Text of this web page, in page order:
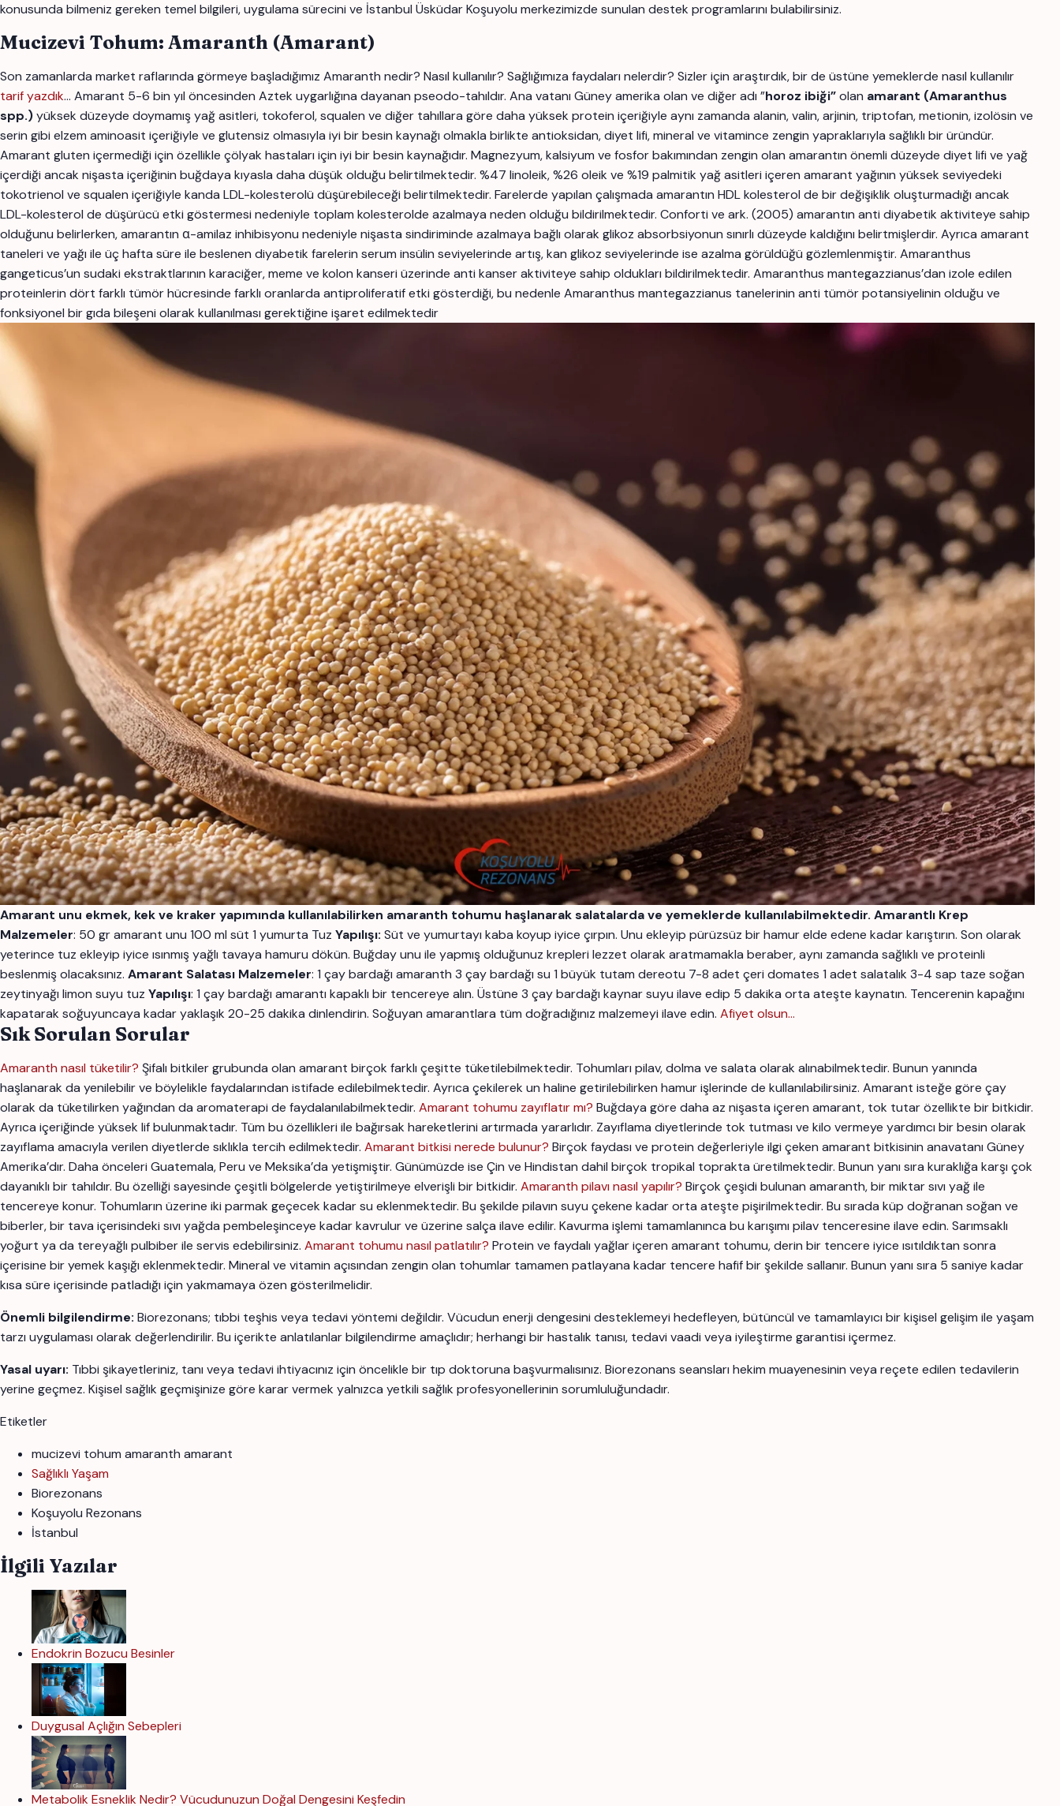
konusunda bilmeniz gereken temel bilgileri, uygulama sürecini ve İstanbul Üsküdar Koşuyolu merkezimizde sunulan destek programlarını bulabilirsiniz.
Mucizevi Tohum: Amaranth (Amarant)
Son zamanlarda market raflarında görmeye başladığımız Amaranth nedir? Nasıl kullanılır? Sağlığımıza faydaları nelerdir? Sizler için araştırdık, bir de üstüne yemeklerde nasıl kullanılır
tarif yazdık… Amarant 5-6 bin yıl öncesinden Aztek uygarlığına dayanan pseodo-tahıldır. Ana vatanı Güney amerika olan ve diğer adı ”horoz ibiği”olan amarant (Amaranthus
spp.)yüksek düzeyde doymamış yağ asitleri, tokoferol, squalen ve diğer tahıllara göre daha yüksek protein içeriğiyle aynı zamanda alanin, valin, arjinin, triptofan, metionin, izolösin ve
serin gibi elzem aminoasit içeriğiyle ve glutensiz olmasıyla iyi bir besin kaynağı olmakla birlikte antioksidan, diyet lifi, mineral ve vitamince zengin yapraklarıyla sağlıklı bir üründür.
Amarant gluten içermediği için özellikle çölyak hastaları için iyi bir besin kaynağıdır. Magnezyum, kalsiyum ve fosfor bakımından zengin olan amarantın önemli düzeyde diyet lifi ve yağ
içerdiği ancak nişasta içeriğinin buğdaya kıyasla daha düşük olduğu belirtilmektedir. %47 linoleik, %26 oleik ve %19 palmitik yağ asitleri içeren amarant yağının yüksek seviyedeki
tokotrienol ve squalen içeriğiyle kanda LDL-kolesterolü düşürebileceği belirtilmektedir. Farelerde yapılan çalışmada amarantın HDL kolesterol de bir değişiklik oluşturmadığı ancak
LDL-kolesterol de düşürücü etki göstermesi nedeniyle toplam kolesterolde azalmaya neden olduğu bildirilmektedir. Conforti ve ark. (2005) amarantın anti diyabetik aktiviteye sahip
olduğunu belirlerken, amarantın α-amilaz inhibisyonu nedeniyle nişasta sindiriminde azalmaya bağlı olarak glikoz absorbsiyonun sınırlı düzeyde kaldığını belirtmişlerdir. Ayrıca amarant
taneleri ve yağı ile üç hafta süre ile beslenen diyabetik farelerin serum insülin seviyelerinde artış, kan glikoz seviyelerinde ise azalma görüldüğü gözlemlenmiştir. Amaranthus
gangeticus’un sudaki ekstraktlarının karaciğer, meme ve kolon kanseri üzerinde anti kanser aktiviteye sahip oldukları bildirilmektedir. Amaranthus mantegazzianus’dan izole edilen
proteinlerin dört farklı tümör hücresinde farklı oranlarda antiproliferatif etki gösterdiği, bu nedenle Amaranthus mantegazzianus tanelerinin anti tümör potansiyelinin olduğu ve
fonksiyonel bir gıda bileşeni olarak kullanılması gerektiğine işaret edilmektedir
Amarant unu ekmek, kek ve kraker yapımında kullanılabilirken amaranth tohumu haşlanarak salatalarda ve yemeklerde kullanılabilmektedir. Amarantlı Krep
Malzemeler: 50 gr amarant unu 100 ml süt 1 yumurta Tuz Yapılışı: Süt ve yumurtayı kaba koyup iyice çırpın. Unu ekleyip pürüzsüz bir hamur elde edene kadar karıştırın. Son olarak
yeterince tuz ekleyip iyice ısınmış yağlı tavaya hamuru dökün. Buğday unu ile yapmış olduğunuz krepleri lezzet olarak aratmamakla beraber, aynı zamanda sağlıklı ve proteinli
beslenmiş olacaksınız. Amarant Salatası Malzemeler: 1 çay bardağı amaranth 3 çay bardağı su 1 büyük tutam dereotu 7-8 adet çeri domates 1 adet salatalık 3-4 sap taze soğan
zeytinyağı limon suyu tuz Yapılışı: 1 çay bardağı amarantı kapaklı bir tencereye alın. Üstüne 3 çay bardağı kaynar suyu ilave edip 5 dakika orta ateşte kaynatın. Tencerenin kapağını
kapatarak soğuyuncaya kadar yaklaşık 20-25 dakika dinlendirin. Soğuyan amarantlara tüm doğradığınız malzemeyi ilave edin. Afiyet olsun…
Sık Sorulan Sorular
Amaranth nasıl tüketilir? Şifalı bitkiler grubunda olan amarant birçok farklı çeşitte tüketilebilmektedir. Tohumları pilav, dolma ve salata olarak alınabilmektedir. Bunun yanında
haşlanarak da yenilebilir ve böylelikle faydalarından istifade edilebilmektedir. Ayrıca çekilerek un haline getirilebilirken hamur işlerinde de kullanılabilirsiniz. Amarant isteğe göre çay
olarak da tüketilirken yağından da aromaterapi de faydalanılabilmektedir. Amarant tohumu zayıflatır mı? Buğdaya göre daha az nişasta içeren amarant, tok tutar özellikte bir bitkidir.
Ayrıca içeriğinde yüksek lif bulunmaktadır. Tüm bu özellikleri ile bağırsak hareketlerini artırmada yararlıdır. Zayıflama diyetlerinde tok tutması ve kilo vermeye yardımcı bir besin olarak
zayıflama amacıyla verilen diyetlerde sıklıkla tercih edilmektedir. Amarant bitkisi nerede bulunur? Birçok faydası ve protein değerleriyle ilgi çeken amarant bitkisinin anavatanı Güney
Amerika’dır. Daha önceleri Guatemala, Peru ve Meksika’da yetişmiştir. Günümüzde ise Çin ve Hindistan dahil birçok tropikal toprakta üretilmektedir. Bunun yanı sıra kuraklığa karşı çok
dayanıklı bir tahıldır. Bu özelliği sayesinde çeşitli bölgelerde yetiştirilmeye elverişli bir bitkidir. Amaranth pilavı nasıl yapılır? Birçok çeşidi bulunan amaranth, bir miktar sıvı yağ ile
tencereye konur. Tohumların üzerine iki parmak geçecek kadar su eklenmektedir. Bu şekilde pilavın suyu çekene kadar orta ateşte pişirilmektedir. Bu sırada küp doğranan soğan ve
biberler, bir tava içerisindeki sıvı yağda pembeleşinceye kadar kavrulur ve üzerine salça ilave edilir. Kavurma işlemi tamamlanınca bu karışımı pilav tenceresine ilave edin. Sarımsaklı
yoğurt ya da tereyağlı pulbiber ile servis edebilirsiniz. Amarant tohumu nasıl patlatılır? Protein ve faydalı yağlar içeren amarant tohumu, derin bir tencere iyice ısıtıldıktan sonra
içerisine bir yemek kaşığı eklenmektedir. Mineral ve vitamin açısından zengin olan tohumlar tamamen patlayana kadar tencere hafif bir şekilde sallanır. Bunun yanı sıra 5 saniye kadar
kısa süre içerisinde patladığı için yakmamaya özen gösterilmelidir.
Önemli bilgilendirme: Biorezonans; tıbbi teşhis veya tedavi yöntemi değildir. Vücudun enerji dengesini desteklemeyi hedefleyen, bütüncül ve tamamlayıcı bir kişisel gelişim ile yaşam
tarzı uygulaması olarak değerlendirilir. Bu içerikte anlatılanlar bilgilendirme amaçlıdır; herhangi bir hastalık tanısı, tedavi vaadi veya iyileştirme garantisi içermez.
Yasal uyarı: Tıbbi şikayetleriniz, tanı veya tedavi ihtiyacınız için öncelikle bir tıp doktoruna başvurmalısınız. Biorezonans seansları hekim muayenesinin veya reçete edilen tedavilerin
yerine geçmez. Kişisel sağlık geçmişinize göre karar vermek yalnızca yetkili sağlık profesyonellerinin sorumluluğundadır.
Etiketler
mucizevi tohum amaranth amarant
Sağlıklı Yaşam
Biorezonans
Koşuyolu Rezonans
İstanbul
İlgili Yazılar
Endokrin Bozucu Besinler
Duygusal Açlığın Sebepleri
Metabolik Esneklik Nedir? Vücudunuzun Doğal Dengesini Keşfedin